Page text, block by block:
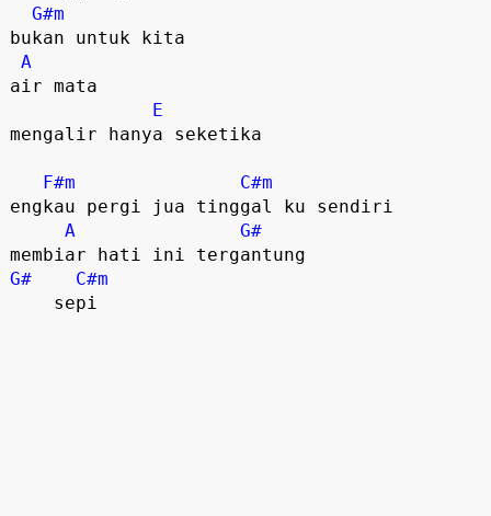
G#m
bukan untuk kita
A
air mata
E
mengalir hanya seketika
F#m
C#m
engkau pergi jua tinggal ku sendiri
A
G#
G#
C#m